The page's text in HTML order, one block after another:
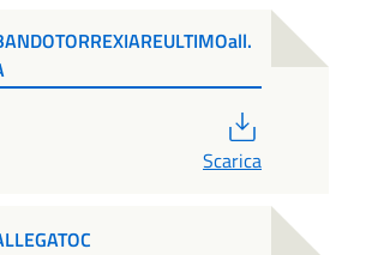
Scarica